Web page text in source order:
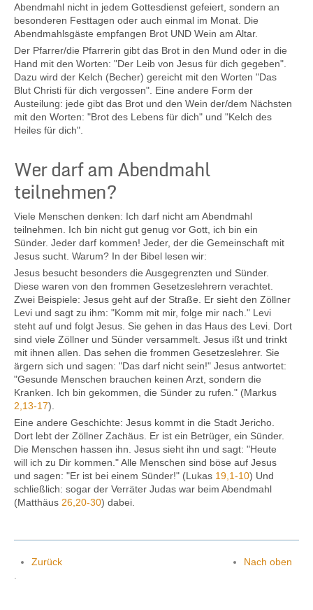
Abendmahl nicht in jedem Gottesdienst gefeiert, sondern an
besonderen Festtagen oder auch einmal im Monat. Die
Abendmahlsgäste empfangen Brot UND Wein am Altar.
Der Pfarrer/die Pfarrerin gibt das Brot in den Mund oder in die
Hand mit den Worten: "Der Leib von Jesus für dich gegeben".
Dazu wird der Kelch (Becher) gereicht mit den Worten "Das
Blut Christi für dich vergossen". Eine andere Form der
Austeilung: jede gibt das Brot und den Wein der/dem Nächsten
mit den Worten: "Brot des Lebens für dich" und "Kelch des
Heiles für dich".
Wer darf am Abendmahl
teilnehmen?
Viele Menschen denken: Ich darf nicht am Abendmahl
teilnehmen. Ich bin nicht gut genug vor Gott, ich bin ein
Sünder. Jeder darf kommen! Jeder, der die Gemeinschaft mit
Jesus sucht. Warum? In der Bibel lesen wir:
Jesus besucht besonders die Ausgegrenzten und Sünder.
Diese waren von den frommen Gesetzeslehrern verachtet.
Zwei Beispiele: Jesus geht auf der Straße. Er sieht den Zöllner
Levi und sagt zu ihm: "Komm mit mir, folge mir nach." Levi
steht auf und folgt Jesus. Sie gehen in das Haus des Levi. Dort
sind viele Zöllner und Sünder versammelt. Jesus ißt und trinkt
mit ihnen allen. Das sehen die frommen Gesetzeslehrer. Sie
ärgern sich und sagen: "Das darf nicht sein!" Jesus antwortet:
"Gesunde Menschen brauchen keinen Arzt, sondern die
Kranken. Ich bin gekommen, die Sünder zu rufen." (Markus
2,13-17).
Eine andere Geschichte: Jesus kommt in die Stadt Jericho.
Dort lebt der Zöllner Zachäus. Er ist ein Betrüger, ein Sünder.
Die Menschen hassen ihn. Jesus sieht ihn und sagt: "Heute
will ich zu Dir kommen." Alle Menschen sind böse auf Jesus
und sagen: "Er ist bei einem Sünder!" (Lukas 19,1-10) Und
schließlich: sogar der Verräter Judas war beim Abendmahl
(Matthäus 26,20-30) dabei.
Zurück
Nach oben